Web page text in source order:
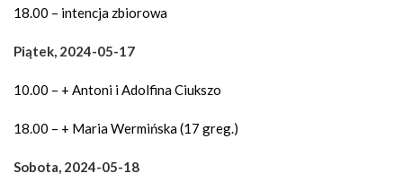
18.00 – intencja zbiorowa
Piątek, 2024-05-17
10.00 – + Antoni i Adolfina Ciukszo
18.00 – + Maria Wermińska (17 greg.)
Sobota, 2024-05-18